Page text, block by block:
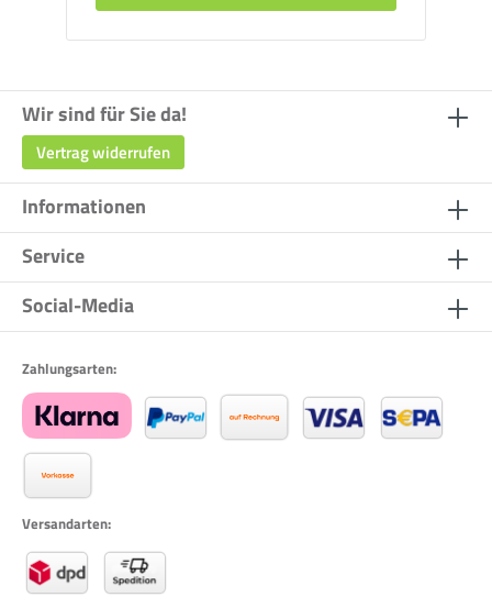
Wir sind für Sie da!
Vertrag widerrufen
Informationen
Service
Social-Media
Zahlungsarten:
Versandarten: